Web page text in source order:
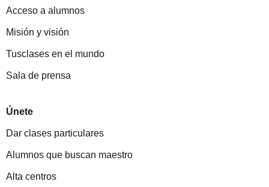
Acceso a alumnos
Misión y visión
Tusclases en el mundo
Sala de prensa
Únete
Dar clases particulares
Alumnos que buscan maestro
Alta centros